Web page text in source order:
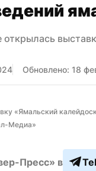
открылась
Обновлено: 18
«Ямальский
Медиа»
Пресс» в